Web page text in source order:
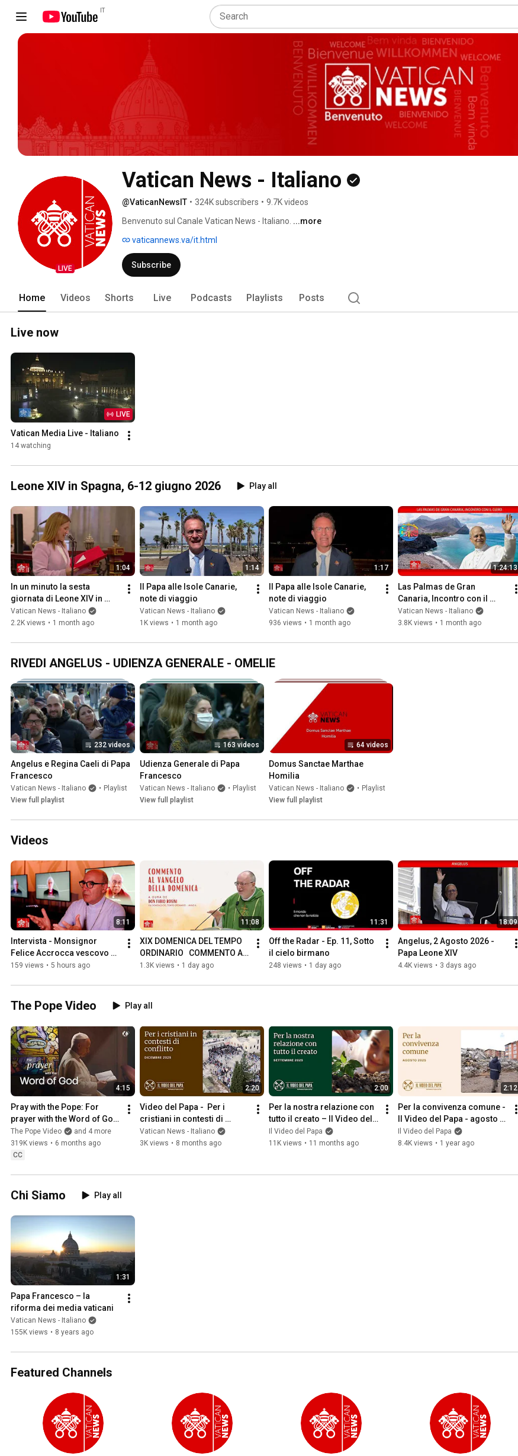
IT
LIVE
Vatican News - Italiano
@VaticanNewsIT • 324K subscribers • 9.7K videos
Benvenuto sul Canale Vatican News - Italiano. ...more
vaticannews.va/it.html
Subscribe
Home Videos Shorts Live Podcasts Playlists Posts
Live now
LIVE
Vatican Media Live - Italiano
14 watching
Leone XIV in Spagna, 6-12 giugno 2026 Play all
1:04
In un minuto la sesta
giornata di Leone XIV in
Spagna
Vatican News - Italiano
2.2K views • 1 month ago
1:14
Il Papa alle Isole Canarie,
note di viaggio
Vatican News - Italiano
1K views • 1 month ago
1:17
Il Papa alle Isole Canarie,
note di viaggio
Vatican News - Italiano
936 views • 1 month ago
1:24:13
Las Palmas de Gran
Canaria, Incontro con il
Clero, 11 giugno 2026-Papa
Leone XIV
Vatican News - Italiano
3.8K views • 1 month ago
RIVEDI ANGELUS - UDIENZA GENERALE - OMELIE
232 videos
Angelus e Regina Caeli di Papa
Francesco
Vatican News - Italiano • Playlist
View full playlist
163 videos
Udienza Generale di Papa
Francesco
Vatican News - Italiano • Playlist
View full playlist
64 videos
Domus Sanctae Marthae
Homilia
Vatican News - Italiano • Playlist
View full playlist
Videos
8:11
Intervista - Monsignor
Felice Accrocca vescovo di
Assisi-Nocera
159 views • 5 hours ago
11:08
XIX DOMENICA DEL TEMPO
ORDINARIO   COMMENTO AL
VANGELO DI DON FABIO
1.3K views • 1 day ago
11:31
Off the Radar - Ep. 11, Sotto
il cielo birmano
248 views • 1 day ago
18:09
Angelus, 2 Agosto 2026 -
Papa Leone XIV
4.4K views • 3 days ago
The Pope Video Play all
4:15
Pray with the Pope: For
prayer with the Word of God
| January 2026
The Pope Video
and 4 more
319K views • 6 months ago
CC
2:20
Video del Papa -  Per i
cristiani in contesti di
conflitto
Vatican News - Italiano
3K views • 8 months ago
2:00
Per la nostra relazione con
tutto il creato – Il Video del
Papa – Settembre 2025
Il Video del Papa
11K views • 11 months ago
2:12
Per la convivenza comune -
Il Video del Papa - agosto
2025
Il Video del Papa
8.4K views • 1 year ago
Chi Siamo Play all
1:31
Papa Francesco – la
riforma dei media vaticani
Vatican News - Italiano
155K views • 8 years ago
Featured Channels